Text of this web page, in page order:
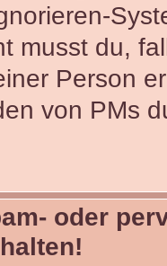
musst du,
Person
von PMs
oder